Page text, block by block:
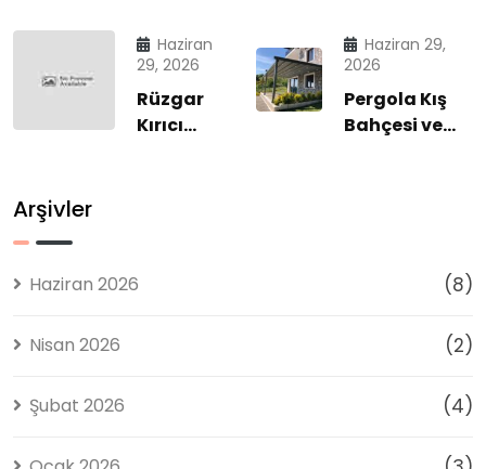
Kırıcı
Cam
Sistemleri
| Dört
DÖRT
MEVSİM
KONFORLU
DIŞ MEKÂN
YAŞAM
Haziran
29, 2026
Rüzgar
Kırıcı
Diamond
Haziran 29,
2026
Pergola Kış
Bahçesi ve
Arşivler
Haziran 2026 (8)
Nisan 2026 (2)
Şubat 2026 (4)